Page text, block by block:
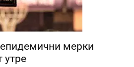
мерки
утре